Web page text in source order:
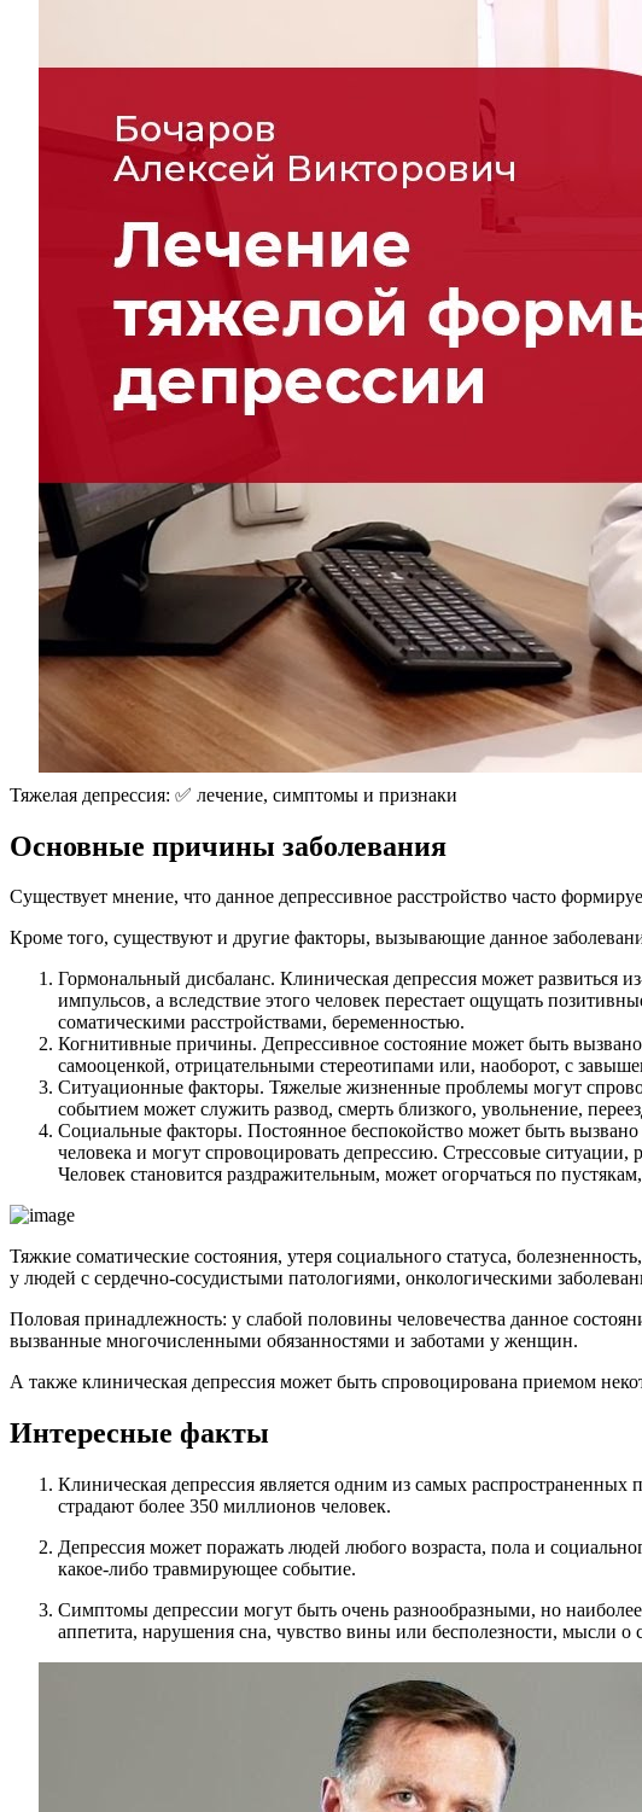
Тяжелая депрессия: ✅ лечение, симптомы и признаки
Основные причины заболевания
Существует мнение, что данное депрессивное расстройство часто
Кроме того, существуют и другие факторы, вызывающие данное
Гормональный дисбаланс. Клиническая депрессия может развиться
импульсов, а вследствие этого человек перестает ощущать
соматическими расстройствами, беременностью.
Когнитивные причины. Депрессивное состояние может быть
самооценкой, отрицательными стереотипами или, наоборот, с
Ситуационные факторы. Тяжелые жизненные проблемы могут
событием может служить развод, смерть близкого, увольнение,
Социальные факторы. Постоянное беспокойство может быть
человека и могут спровоцировать депрессию. Стрессовые
Человек становится раздражительным, может огорчаться по
Тяжкие соматические состояния, утеря социального статуса,
у людей с сердечно-сосудистыми патологиями, онкологическими
Половая принадлежность: у слабой половины человечества данное
вызванные многочисленными обязанностями и заботами у женщин.
А также клиническая депрессия может быть спровоцирована приемом
Интересные факты
Клиническая депрессия является одним из самых
страдают более 350 миллионов человек.
Депрессия может поражать людей любого возраста, пола и
какое-либо травмирующее событие.
Симптомы депрессии могут быть очень разнообразными, но
аппетита, нарушения сна, чувство вины или бесполезности, мысли о